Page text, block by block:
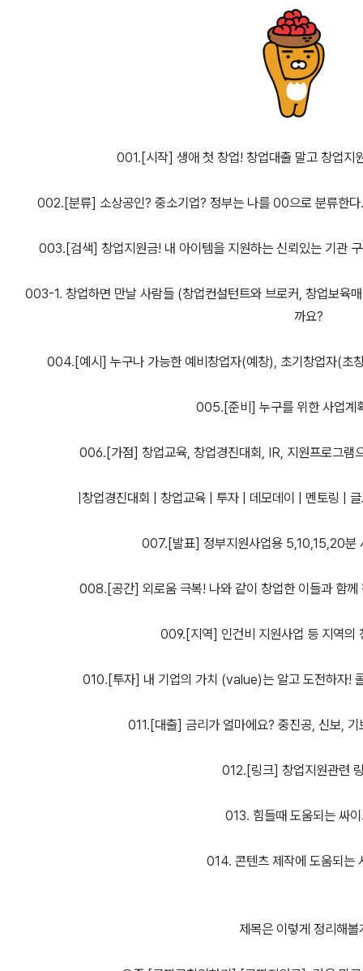
001.[시작] 생애 첫 창업! 창업대출 말고 창업지
002.[분류] 소상공인? 중소기업? 정부는 나를 00으로 분류한
003.[검색] 창업지원금! 내 아이템을 지원하는 신뢰있는 기관
003-1. 창업하면 만날 사람들 (창업컨설턴트와 브로커, 창업보육
까요?
004.[예시] 누구나 가능한 예비창업자(예창), 초기창업자(초
005.[준비] 누구를 위한 사업계
006.[가점] 창업교육, 창업경진대회, IR, 지원프로그
|창업경진대회 | 창업교육 | 투자 | 데모데이 | 멘토링 |
007.[발표] 정부지원사업용 5,10,15,20분
008.[공간] 외로움 극복! 나와 같이 창업한 이들과 함께
009.[지역] 인건비 지원사업 등 지역의
010.[투자] 내 기업의 가치 (value)는 알고 도전하자!
011.[대출] 금리가 얼마에요? 중진공, 신보,
012.[링크] 창업지원관련
013. 힘들때 도움되는 싸
014. 콘텐츠 제작에 도움되는
제목은 이렇게 정리해볼